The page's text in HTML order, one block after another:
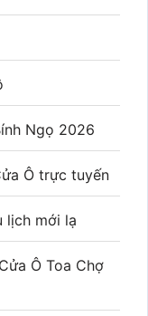
Ngọ 2026
Ô trực tuyến
lịch mới lạ
Ô Toa Chợ